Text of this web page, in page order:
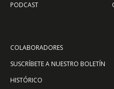
PODCAST
COLABORADORES
SUSCRÍBETE A NUESTRO BOLETÍN
HISTÓRICO